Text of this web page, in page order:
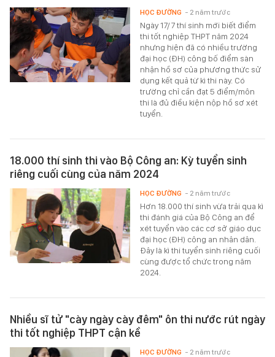
Ngày 17/7 thí sinh mới biết điểm
thi tốt nghiệp THPT năm 2024
nhưng hiện đã có nhiều trường
đại học (ĐH) công bố điểm sàn
nhận hồ sơ của phương thức sử
dụng kết quả từ kì thi này. Có
trường chỉ cần đạt 5 điểm/môn
thi là đủ điều kiện nộp hồ sơ xét
tuyển.
HỌC ĐƯỜNG - 2 năm trước
18.000 thí sinh thi vào Bộ Công an: Kỳ tuyển sinh
riêng cuối cùng của năm 2024
Hơn 18.000 thí sinh vừa trải qua kì
thi đánh giá của Bộ Công an để
xét tuyển vào các cơ sở giáo dục
đại học (ĐH) công an nhân dân.
Đây là kì thi tuyển sinh riêng cuối
cùng được tổ chức trong năm
2024.
HỌC ĐƯỜNG - 2 năm trước
Nhiều sĩ tử "cày ngày cày đêm" ôn thi nước rút ngày
thi tốt nghiệp THPT cận kề
HỌC ĐƯỜNG - 2 năm trước